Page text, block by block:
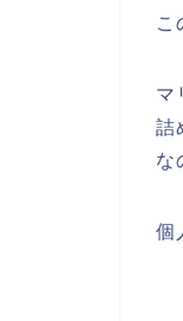
こ
マ
詰
な
個